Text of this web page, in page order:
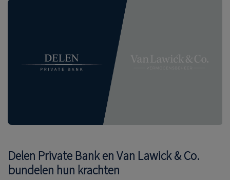
Delen Private Bank en Van Lawick & Co.
bundelen hun krachten